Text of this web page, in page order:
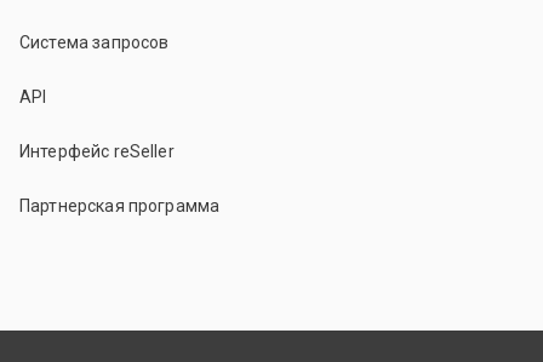
Система запросов
API
Интерфейс reSeller
Партнерская программа